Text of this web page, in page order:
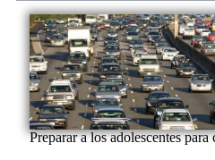
Preparar a los adolescentes para